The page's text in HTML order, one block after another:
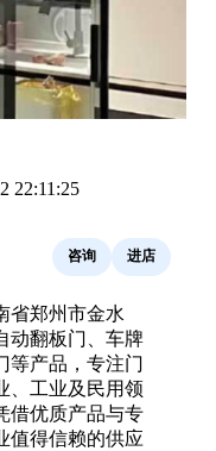
22:11:25
咨询 进店
省郑州市金水
动翻板门、车牌
等产品，专注门
、工业及民用领
借优质产品与专
值得信赖的供应